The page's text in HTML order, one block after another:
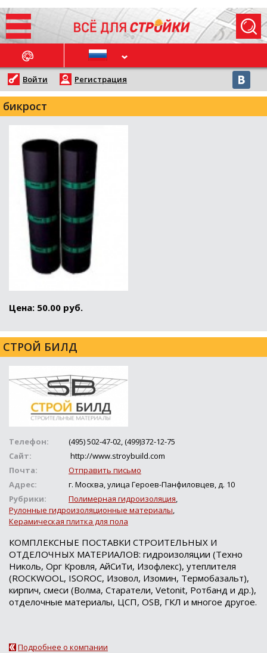
НОВОСТИ
Войти Регистрация
бикрост
Цена: 50.00 руб.
СТРОЙ БИЛД
Телефон:
(495) 502-47-02, (499)372-12-75
Сайт:
http://www.stroybuild.com
Почта:
Отправить письмо
Адрес:
г. Москва, улица Героев-Панфиловцев, д. 10
Рубрики:
Полимерная гидроизоляция,
Рулонные гидроизоляционные материалы,
Керамическая плитка для пола
КОМПЛЕКСНЫЕ ПОСТАВКИ СТРОИТЕЛЬНЫХ И
ОТДЕЛОЧНЫХ МАТЕРИАЛОВ: гидроизоляции (Техно
Николь, Орг Кровля, АйСиТи, Изофлекс), утеплителя
(ROCKWOOL, ISOROC, Изовол, Изомин, Термобазальт),
кирпич, смеси (Волма, Старатели, Vetonit, Ротбанд и др.),
отделочные материалы, ЦСП, OSB, ГКЛ и многое другое.
Подробнее о компании